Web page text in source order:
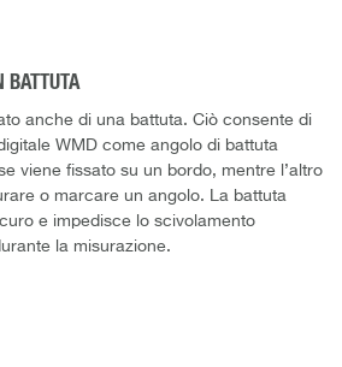
BATTUTA
anche di una battuta. Ciò consente di
WMD come angolo di battuta
viene fissato su un bordo, mentre l’altro
o marcare un angolo. La battuta
e impedisce lo scivolamento
la misurazione.